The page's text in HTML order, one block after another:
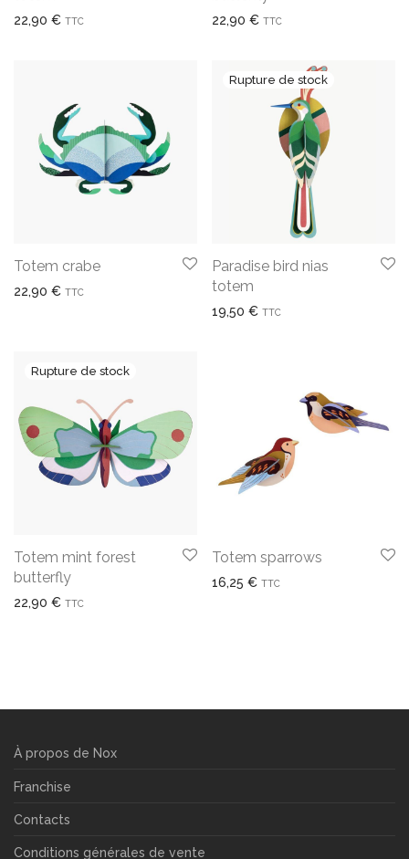
22,90 € TTC 22,90 € TTC
Totem crabe
22,90 € TTC
Paradise bird nias
totem
19,50 € TTC
Totem mint forest
butterfly
22,90 € TTC
Totem sparrows
16,25 € TTC
À propos de Nox
Franchise
Contacts
Conditions générales de vente